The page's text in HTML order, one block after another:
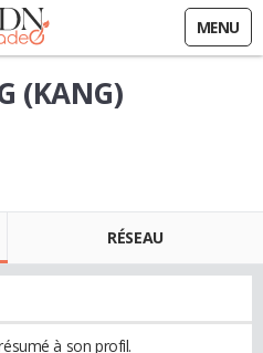
MENU
(KANG)
RÉSEAU
à son profil.